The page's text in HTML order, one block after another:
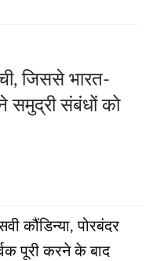
जिससे भारत-
समुद्री संबंधों को
कौंडिन्या, पोरबंदर
पूरी करने के बाद